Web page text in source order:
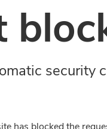
security